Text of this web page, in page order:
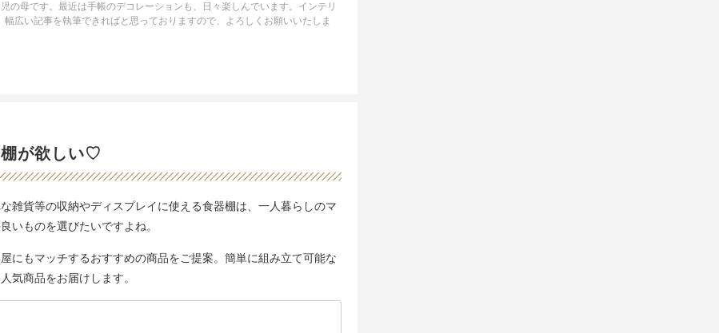
の母です。最近は手帳のデコレーションも、日々楽しんでいます。インテリ
広い記事を執筆できればと思っておりますので、よろしくお願いいたしま
棚が欲しい♡
雑貨等の収納やディスプレイに使える食器棚は、一人暮らしのマ
いものを選びたいですよね。
にもマッチするおすすめの商品をご提案。簡単に組み立て可能な
気商品をお届けします。